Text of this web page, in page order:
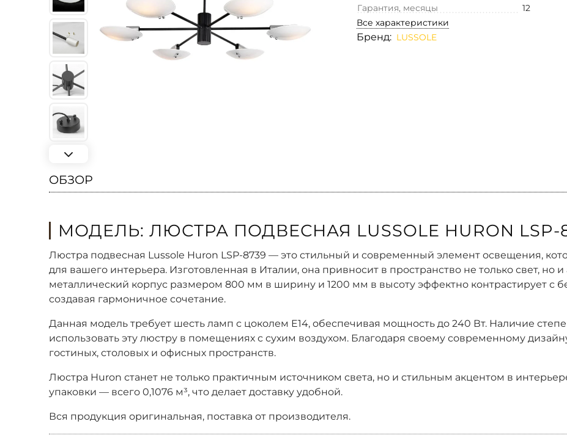
Гарантия, месяцы
12
Все характеристики
Бренд: LUSSOLE
ОБЗОР
МОДЕЛЬ: ЛЮСТРА ПОДВЕСНАЯ LUSSOLE HURON LSP-
Люстра подвесная Lussole Huron LSP-8739 — это стильный и современный элемент освещения,
для вашего интерьера. Изготовленная в Италии, она привносит в пространство не только свет, но
металлический корпус размером 800 мм в ширину и 1200 мм в высоту эффектно контрастирует с
создавая гармоничное сочетание.
Данная модель требует шесть ламп с цоколем E14, обеспечивая мощность до 240 Вт. Наличие
использовать эту люстру в помещениях с сухим воздухом. Благодаря своему современному
гостиных, столовых и офисных пространств.
Люстра Huron станет не только практичным источником света, но и стильным акцентом в
упаковки — всего 0,1076 м³, что делает доставку удобной.
Вся продукция оригинальная, поставка от производителя.